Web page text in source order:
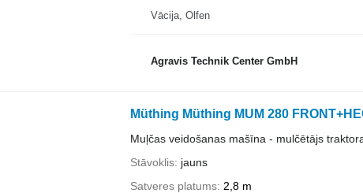
Vācija, Olfen
Agravis Technik Center GmbH
Müthing Müthing MUM 280
Muļčas veidošanas mašīna - mulčētājs
Stāvoklis jauns
Satveres platums 2,8 m